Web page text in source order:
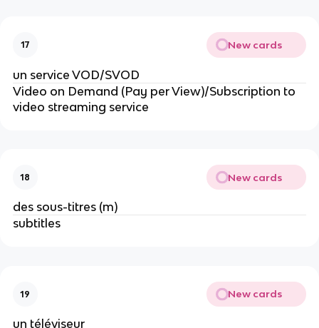
17 New cards
un service VOD/SVOD
Video on Demand (Pay per View)/Subscription to
video streaming service
18 New cards
des sous-titres (m)
subtitles
19 New cards
un téléviseur